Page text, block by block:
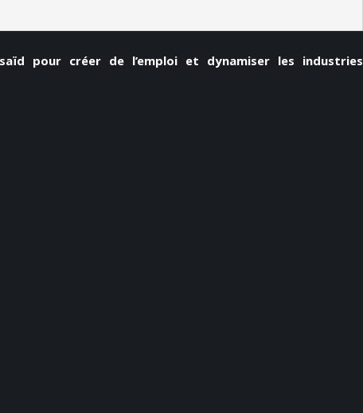
pour créer de l’emploi et dynamiser les industries